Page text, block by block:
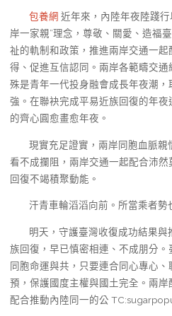
包養網 近年來，內陸年夜陸踐
岸一家親”理念，尊敬、關愛、造福
祉的軌制和政策，推進兩岸交通一
得、促進互信認同。兩岸各範疇交
殊是青年一代投身融會成長年夜潮
強。在聯袂完成平易近族回復的年
的齊心圓愈畫愈年夜。
現實充足證實，兩岸同胞血脈
看不成攔阻，兩岸交通一起配合沛
回復不竭積聚動能。
汗青車輪滔滔向前。所當乘者勢
明天，守護臺灣收復成功結果
族回復，早已慎密相連、不成朋分
同胞命運與共，只要連合同心專心
預，保護國度主權與國土完全。兩岸
配合推動內陸同一的公